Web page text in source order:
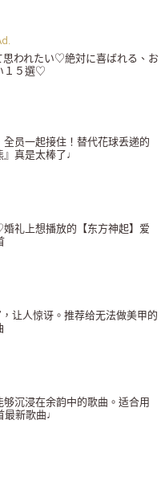
思われたい♡絶対に喜ばれる、お
１５選♡
全员一起接住！替代花球丢递的
真是太棒了♩
礼上想播放的【东方神起】爱
，让人惊讶。推荐给无法做美甲的
够沉浸在余韵中的歌曲。适合用
最新歌曲♩